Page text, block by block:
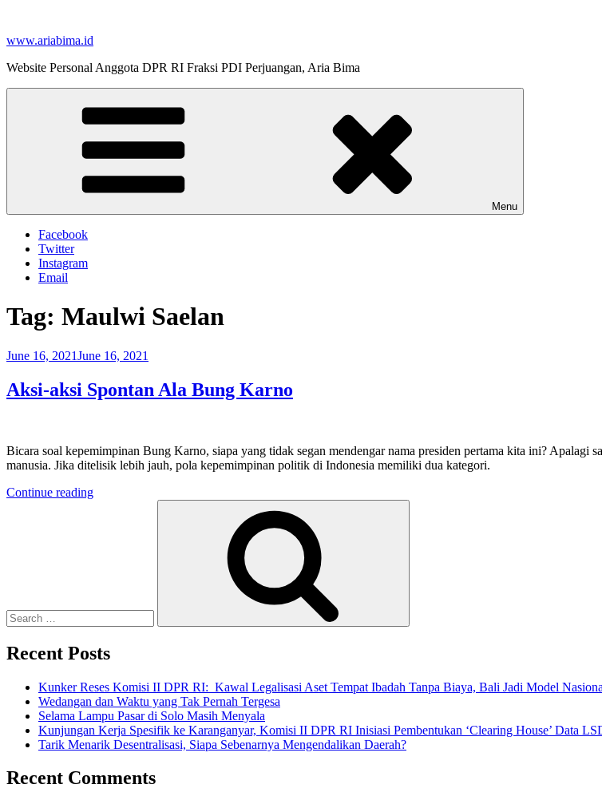
content
www.ariabima.id
Website Personal Anggota DPR RI Fraksi PDI Perjuangan, Aria Bima
Menu
Facebook
Twitter
Instagram
Email
Tag: Maulwi Saelan
Posted
June 16, 2021June 16, 2021
Aksi-aksi Spontan Ala Bung Karno
Bicara soal kepemimpinan Bung Karno, siapa yang tidak segan mendengar nama presiden pertama kita ini? Apalagi
manusia. Jika ditelisik lebih jauh, pola kepemimpinan politik di Indonesia memiliki dua kategori.
Continue reading“Aksi-
Recent Posts
Kunker Reses Komisi II DPR RI: Kawal Legalisasi Aset Tempat Ibadah Tanpa Biaya, Bali Jadi Model
Wedangan dan Waktu yang Tak Pernah Tergesa
Selama Lampu Pasar di Solo Masih Menyala
Kunjungan Kerja Spesifik ke Karanganyar, Komisi II DPR RI Inisiasi Pembentukan ‘Clearing House’ Data
Tarik Menarik Desentralisasi, Siapa Sebenarnya Mengendalikan Daerah?
Recent Comments